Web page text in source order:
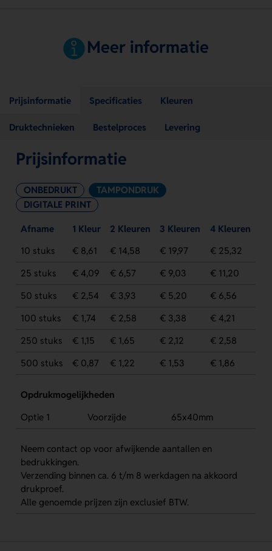
Meer informatie
Prijsinformatie Specificaties Kleuren
Druktechnieken Bestelproces Levering
Prijsinformatie
ONBEDRUKT
TAMPONDRUK
DIGITALE PRINT
Afname 1 Kleur 2 Kleuren 3 Kleuren
4 Kleuren
10 stuks
€ 8,61 € 14,58 € 19,97
€ 25,32
25 stuks
€ 4,09 € 6,57 € 9,03
€ 11,20
50 stuks
€ 2,54 € 3,93 € 5,20
€ 6,56
100 stuks
€ 1,74 € 2,58 € 3,38
€ 4,21
250 stuks
€ 1,15 € 1,65 € 2,12
€ 2,58
500 stuks
€ 0,87 € 1,22 € 1,53 € 1,86
Opdrukmogelijkheden
Optie 1
Voorzijde 65x40mm
Neem contact op voor afwijkende aantallen en
bedrukkingen.
Verzending binnen ca. 6 t/m 8 werkdagen na akkoord
drukproef.
Alle genoemde prijzen zijn exclusief BTW.